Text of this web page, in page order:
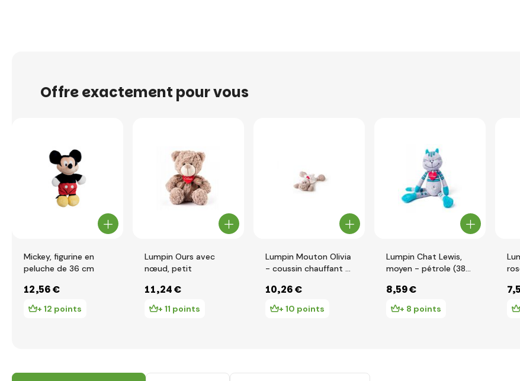
Offre exactement pour vous
Mickey, figurine en
peluche de 36 cm
12,56 €
+ 12 points
Lumpin Ours avec
nœud, petit
11,24 €
+ 11 points
Lumpin Mouton Olivia
- coussin chauffant à
10,26 €
+ 10 points
Lumpin Chat Lewis,
moyen - pétrole (38
8,59 €
+ 8 points
7